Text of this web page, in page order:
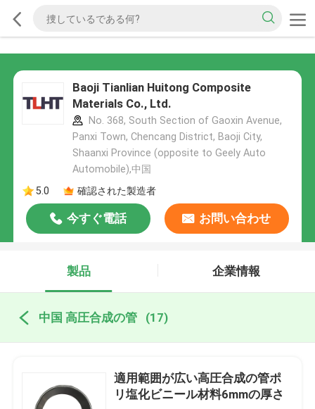
Baoji Tianlian Huitong Composite
Materials Co., Ltd.
No. 368, South Section of Gaoxin Avenue,
Panxi Town, Chencang District, Baoji City,
Shaanxi Province (opposite to Geely Auto
Automobile),中国
5.0
確認された製造者
今すぐ電話 お問い合わせ
製品 企業情報
中国 高圧合成の管 (17)
適用範囲が広い高圧合成の管ポ
リ塩化ビニール材料6mmの厚さ